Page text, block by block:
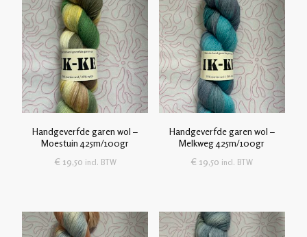
Handgeverfde garen wol –
Moestuin 425m/100gr
€ 19,50 incl. BTW
Handgeverfde garen wol –
Melkweg 425m/100gr
€ 19,50 incl. BTW